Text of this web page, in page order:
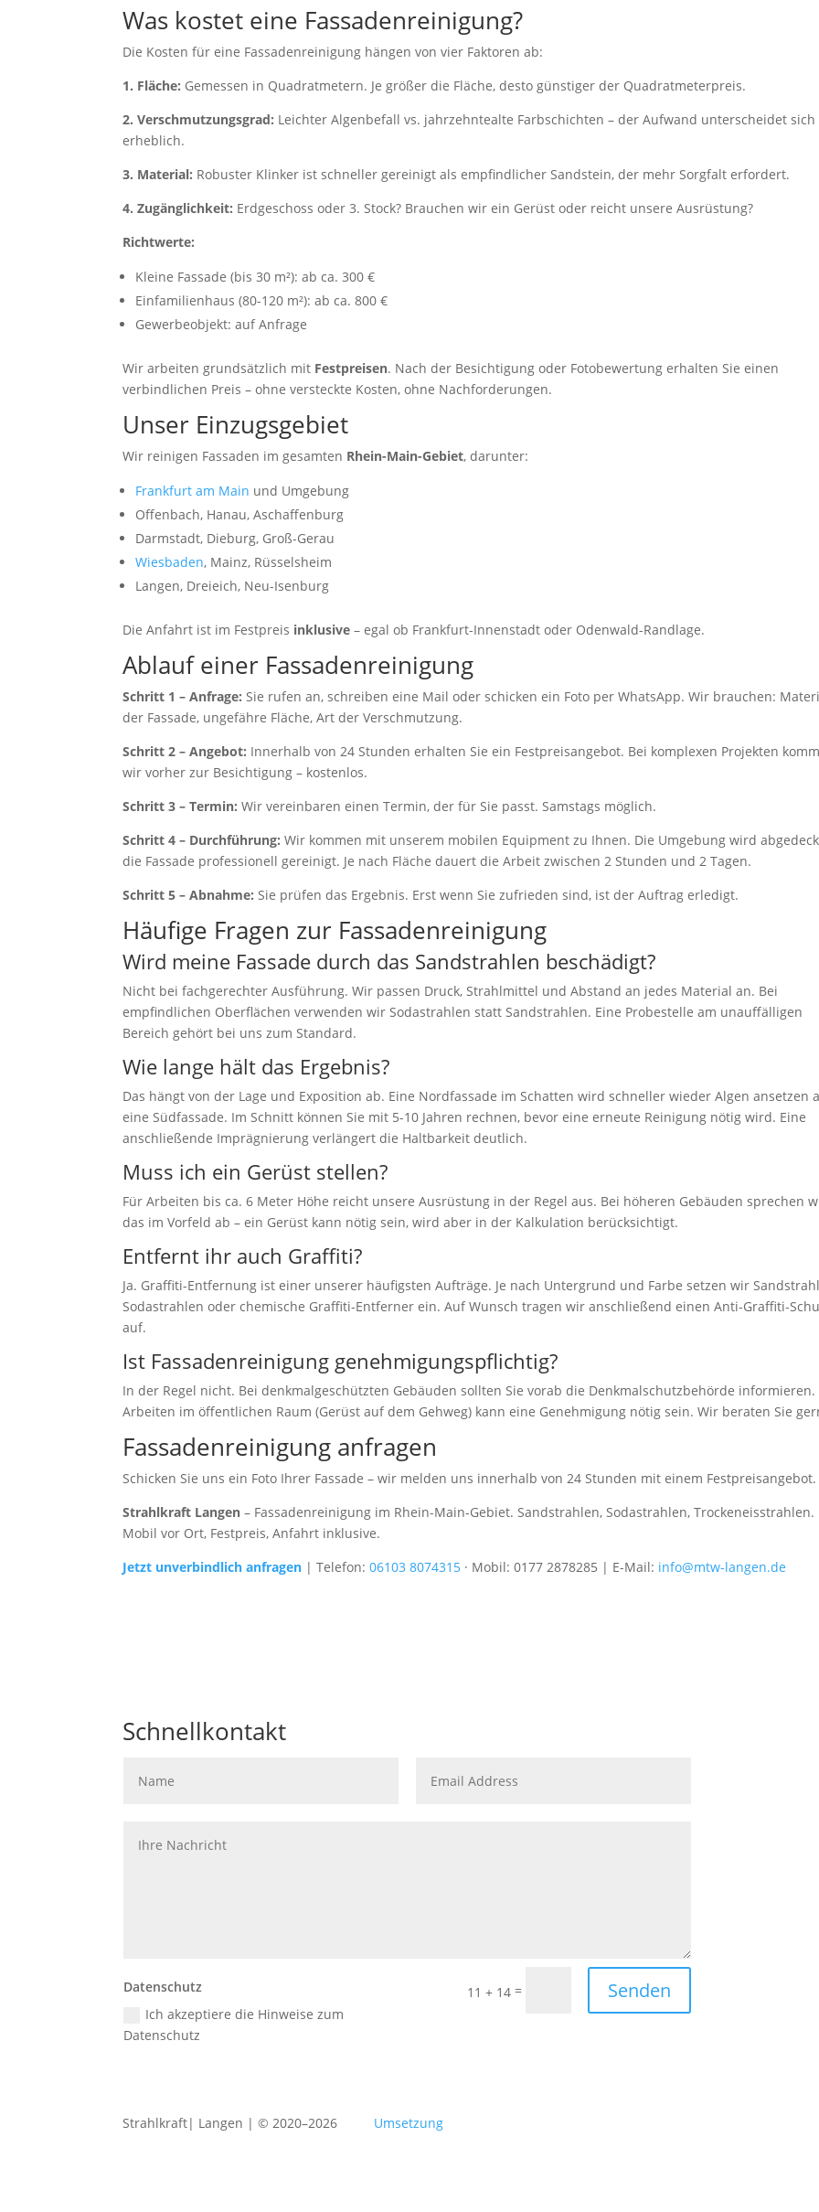
Was kostet eine Fassadenreinigung?
Die Kosten für eine Fassadenreinigung hängen von vier Faktoren ab:
1. Fläche: Gemessen in Quadratmetern. Je größer die Fläche, desto günstiger der Quadratmeterpreis.
2. Verschmutzungsgrad: Leichter Algenbefall vs. jahrzehntealte Farbschichten – der Aufwand unterscheidet sich
erheblich.
3. Material: Robuster Klinker ist schneller gereinigt als empfindlicher Sandstein, der mehr Sorgfalt erfordert.
4. Zugänglichkeit: Erdgeschoss oder 3. Stock? Brauchen wir ein Gerüst oder reicht unsere Ausrüstung?
Richtwerte:
Kleine Fassade (bis 30 m²): ab ca. 300 €
Einfamilienhaus (80-120 m²): ab ca. 800 €
Gewerbeobjekt: auf Anfrage
Wir arbeiten grundsätzlich mit Festpreisen. Nach der Besichtigung oder Fotobewertung erhalten Sie einen
verbindlichen Preis – ohne versteckte Kosten, ohne Nachforderungen.
Unser Einzugsgebiet
Wir reinigen Fassaden im gesamten Rhein-Main-Gebiet, darunter:
Frankfurt am Main und Umgebung
Offenbach, Hanau, Aschaffenburg
Darmstadt, Dieburg, Groß-Gerau
Wiesbaden, Mainz, Rüsselsheim
Langen, Dreieich, Neu-Isenburg
Die Anfahrt ist im Festpreis inklusive – egal ob Frankfurt-Innenstadt oder Odenwald-Randlage.
Ablauf einer Fassadenreinigung
Schritt 1 – Anfrage: Sie rufen an, schreiben eine Mail oder schicken ein Foto per WhatsApp. Wir brauchen:
der Fassade, ungefähre Fläche, Art der Verschmutzung.
Schritt 2 – Angebot: Innerhalb von 24 Stunden erhalten Sie ein Festpreisangebot. Bei komplexen Projekten
wir vorher zur Besichtigung – kostenlos.
Schritt 3 – Termin: Wir vereinbaren einen Termin, der für Sie passt. Samstags möglich.
Schritt 4 – Durchführung: Wir kommen mit unserem mobilen Equipment zu Ihnen. Die Umgebung wird
die Fassade professionell gereinigt. Je nach Fläche dauert die Arbeit zwischen 2 Stunden und 2 Tagen.
Schritt 5 – Abnahme: Sie prüfen das Ergebnis. Erst wenn Sie zufrieden sind, ist der Auftrag erledigt.
Häufige Fragen zur Fassadenreinigung
Wird meine Fassade durch das Sandstrahlen beschädigt?
Nicht bei fachgerechter Ausführung. Wir passen Druck, Strahlmittel und Abstand an jedes Material an. Bei
empfindlichen Oberflächen verwenden wir Sodastrahlen statt Sandstrahlen. Eine Probestelle am unauffälligen
Bereich gehört bei uns zum Standard.
Wie lange hält das Ergebnis?
Das hängt von der Lage und Exposition ab. Eine Nordfassade im Schatten wird schneller wieder Algen ansetzen
eine Südfassade. Im Schnitt können Sie mit 5-10 Jahren rechnen, bevor eine erneute Reinigung nötig wird. Eine
anschließende Imprägnierung verlängert die Haltbarkeit deutlich.
Muss ich ein Gerüst stellen?
Für Arbeiten bis ca. 6 Meter Höhe reicht unsere Ausrüstung in der Regel aus. Bei höheren Gebäuden sprechen
das im Vorfeld ab – ein Gerüst kann nötig sein, wird aber in der Kalkulation berücksichtigt.
Entfernt ihr auch Graffiti?
Ja. Graffiti-Entfernung ist einer unserer häufigsten Aufträge. Je nach Untergrund und Farbe setzen wir
Sodastrahlen oder chemische Graffiti-Entferner ein. Auf Wunsch tragen wir anschließend einen Anti-Graffiti-
auf.
Ist Fassadenreinigung genehmigungspflichtig?
In der Regel nicht. Bei denkmalgeschützten Gebäuden sollten Sie vorab die Denkmalschutzbehörde informieren.
Arbeiten im öffentlichen Raum (Gerüst auf dem Gehweg) kann eine Genehmigung nötig sein. Wir beraten Sie
Fassadenreinigung anfragen
Schicken Sie uns ein Foto Ihrer Fassade – wir melden uns innerhalb von 24 Stunden mit einem Festpreisangebot.
Strahlkraft Langen – Fassadenreinigung im Rhein-Main-Gebiet. Sandstrahlen, Sodastrahlen, Trockeneisstrahlen.
Mobil vor Ort, Festpreis, Anfahrt inklusive.
Jetzt unverbindlich anfragen | Telefon:06103 8074315 · Mobil: 0177 2878285 | E-Mail: info@mtw-langen.de
Schnellkontakt
Datenschutz
Ich akzeptiere die Hinweise zum
Datenschutz
11 + 14= Senden
Strahlkraft| Langen | © 2020–2026 Umsetzung